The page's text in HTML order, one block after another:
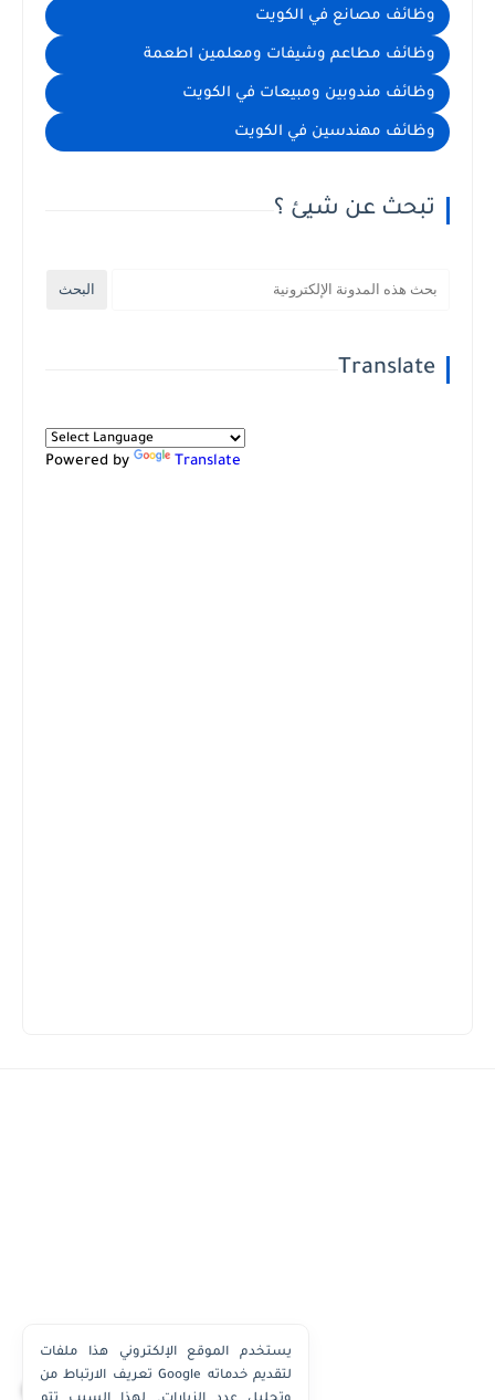
وظائف مصانع في الكويت
وظائف مطاعم وشيفات ومعلمين اطعمة
وظائف مندوبين ومبيعات في الكويت
وظائف مهندسين في الكويت
تبحث عن شيئ ؟
Translate
Powered by Translate
يستخدم الموقع الإلكتروني هذا ملفات
تعريف الارتباط من Google لتقديم خدماته